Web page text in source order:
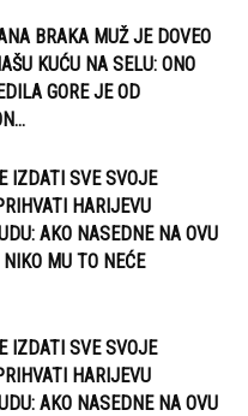
BRAKA MUŽ JE DOVEO
KUĆU NA SELU: ONO
GORE JE OD
IZDATI SVE SVOJE
HARIJEVU
AKO NASEDNE NA OVU
MU TO NEĆE
IZDATI SVE SVOJE
HARIJEVU
AKO NASEDNE NA OVU